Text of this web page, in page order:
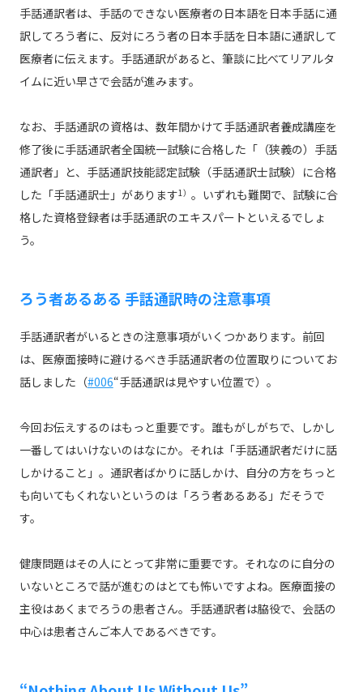
手話通訳者は、手話のできない医療者の日本語を日本手話に通
訳してろう者に、反対にろう者の日本手話を日本語に通訳して
医療者に伝えます。手話通訳があると、筆談に比べてリアルタ
イムに近い早さで会話が進みます。
なお、手話通訳の資格は、数年間かけて手話通訳者養成講座を
修了後に手話通訳者全国統一試験に合格した「（狭義の）手話
通訳者」と、手話通訳技能認定試験（手話通訳士試験）に合格
した「手話通訳士」があります1） 。いずれも難関で、試験に合
格した資格登録者は手話通訳のエキスパートといえるでしょ
う。
ろう者あるある 手話通訳時の注意事項
手話通訳者がいるときの注意事項がいくつかあります。前回
は、医療面接時に避けるべき手話通訳者の位置取りについてお
話しました（#006“手話通訳は見やすい位置で）。
今回お伝えするのはもっと重要です。誰もがしがちで、しかし
一番してはいけないのはなにか。それは「手話通訳者だけに話
しかけること」。通訳者ばかりに話しかけ、自分の方をちっと
も向いてもくれないというのは「ろう者あるある」だそうで
す。
健康問題はその人にとって非常に重要です。それなのに自分の
いないところで話が進むのはとても怖いですよね。医療面接の
主役はあくまでろうの患者さん。手話通訳者は脇役で、会話の
中心は患者さんご本人であるべきです。